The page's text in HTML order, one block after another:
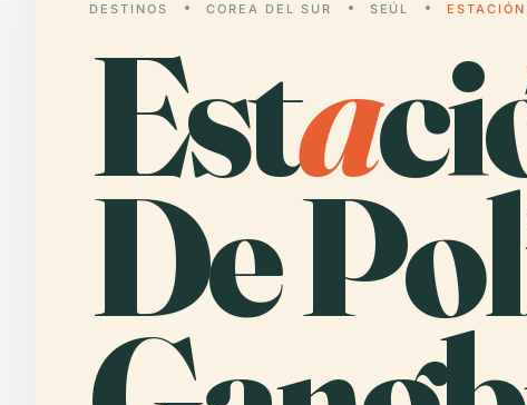
DESTINOS COREA DEL SUR SEÚL
Esta
De